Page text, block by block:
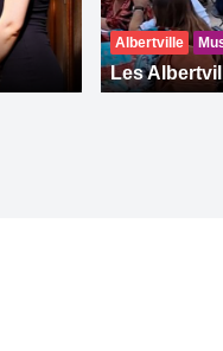
Albertville
Les